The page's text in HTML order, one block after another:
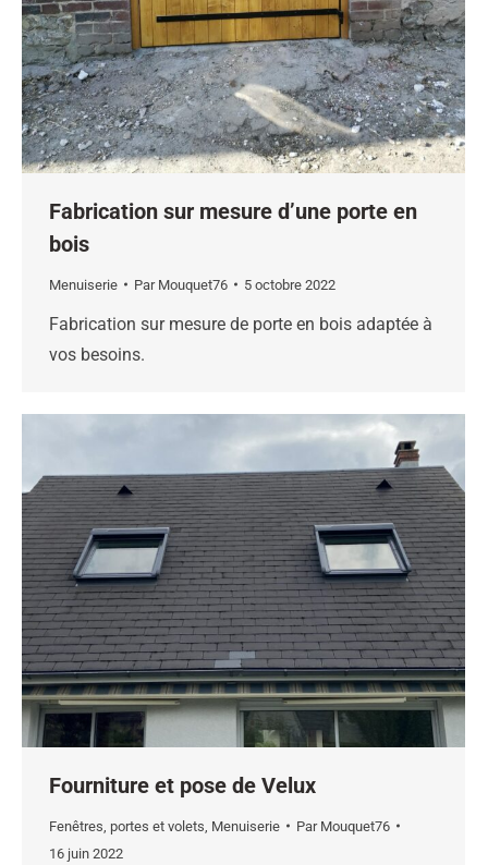
Fabrication sur mesure d’une porte en
bois
Menuiserie Par Mouquet76 5 octobre 2022
Fabrication sur mesure de porte en bois adaptée à
vos besoins.
Fourniture et pose de Velux
Fenêtres, portes et volets Menuiserie Par Mouquet76
16 juin 2022